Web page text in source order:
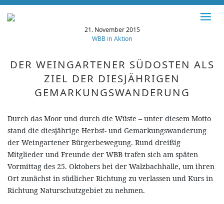
21. November 2015
WBB in Aktion
DER WEINGARTENER SÜDOSTEN ALS
ZIEL DER DIESJÄHRIGEN
GEMARKUNGSWANDERUNG
Durch das Moor und durch die Wüste – unter diesem Motto
stand die diesjährige Herbst- und Gemarkungswanderung
der Weingartener Bürgerbewegung. Rund dreißig
Mitglieder und Freunde der WBB trafen sich am späten
Vormittag des 25. Oktobers bei der Walzbachhalle, um ihren
Ort zunächst in südlicher Richtung zu verlassen und Kurs in
Richtung Naturschutzgebiet zu nehmen.